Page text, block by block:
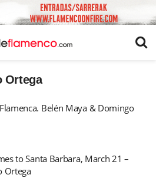
Ortega
Belén Maya & Domingo
to Santa Barbara, March 21 –
Ortega